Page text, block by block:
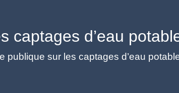
captages d’eau
publique sur les captages d’eau